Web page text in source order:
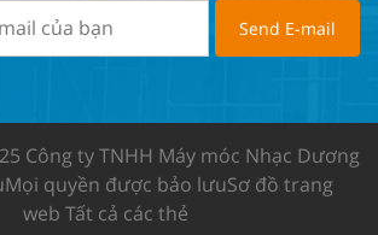
Công ty TNHH Máy móc Nhạc Dương
Mọi quyền được bảo lưuSơ đồ trang
web Tất cả các thẻ